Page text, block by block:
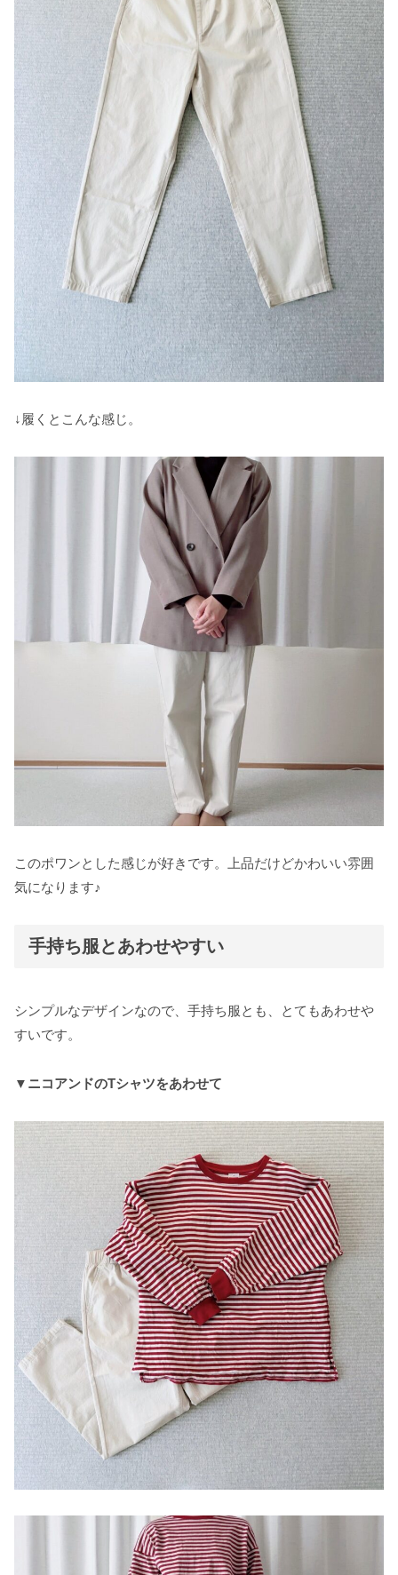
↓履くとこんな感じ。
このポワンとした感じが好きです。上品だけどかわいい雰囲
気になります♪
手持ち服とあわせやすい
シンプルなデザインなので、手持ち服とも、とてもあわせや
すいです。
▼ニコアンドのTシャツをあわせて